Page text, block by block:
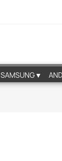
SAMSUNG▼